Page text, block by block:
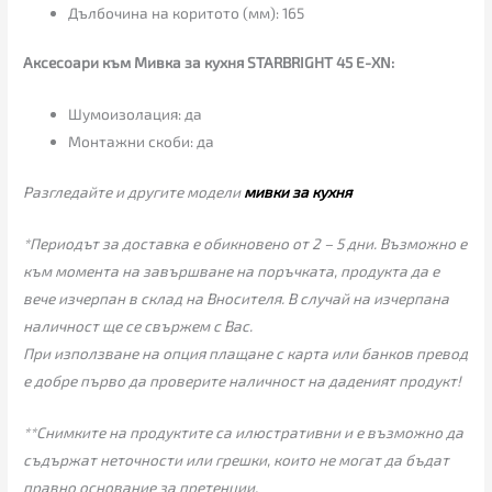
Дълбочина на коритото (мм): 165
Аксесоари към Мивка за кухня STARBRIGHT 45 E-XN:
Шумоизолация: да
Монтажни скоби: да
Разгледайте и другите моделимивки за кухня
*Периодът за доставка е обикновено от 2 – 5 дни. Възможно е
към момента на завършване на поръчката, продукта да е
вече изчерпан в склад на Вносителя. В случай на изчерпана
наличност ще се свържем с Вас.
При използване на опция плащане с карта или банков превод
е добре първо да проверите наличност на даденият продукт!
**Снимките на продуктите са илюстративни и е възможно да
съдържат неточности или грешки, които не могат да бъдат
правно основание за претенции.